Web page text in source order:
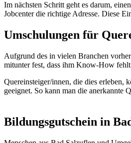
Im nächsten Schritt geht es darum,
Jobcenter die richtige Adresse. Diese
Umschulungen für
Aufgrund des in vielen Branchen
mitunter fest, dass ihm Know-How
Quereinsteiger/innen, die dies erleben,
geeignet. So kann man die anerkannte
Bildungsgutschein in